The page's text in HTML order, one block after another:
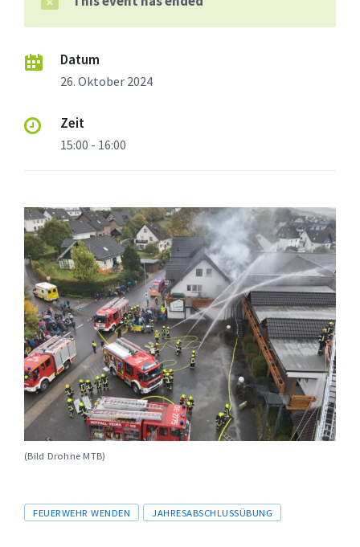
Datum
26. Oktober 2024
Zeit
15:00 - 16:00
(Bild Drohne MTB)
Tags
FEUERWEHR WENDEN JAHRESABSCHLUSSÜBUNG